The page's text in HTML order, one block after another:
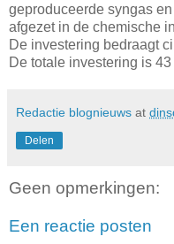
geproduceerde syngas
afgezet in de chemische
De investering bedraagt
De totale investering is
Redactie blognieuws at
Delen
Geen opmerkingen:
Een reactie posten